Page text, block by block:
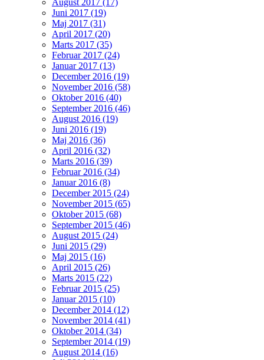
August 2017 (17)
Juni 2017 (19)
Maj 2017 (31)
April 2017 (20)
Marts 2017 (35)
Februar 2017 (24)
Januar 2017 (13)
December 2016 (19)
November 2016 (58)
Oktober 2016 (40)
September 2016 (46)
August 2016 (19)
Juni 2016 (19)
Maj 2016 (36)
April 2016 (32)
Marts 2016 (39)
Februar 2016 (34)
Januar 2016 (8)
December 2015 (24)
November 2015 (65)
Oktober 2015 (68)
September 2015 (46)
August 2015 (24)
Juni 2015 (29)
Maj 2015 (16)
April 2015 (26)
Marts 2015 (22)
Februar 2015 (25)
Januar 2015 (10)
December 2014 (12)
November 2014 (41)
Oktober 2014 (34)
September 2014 (19)
August 2014 (16)